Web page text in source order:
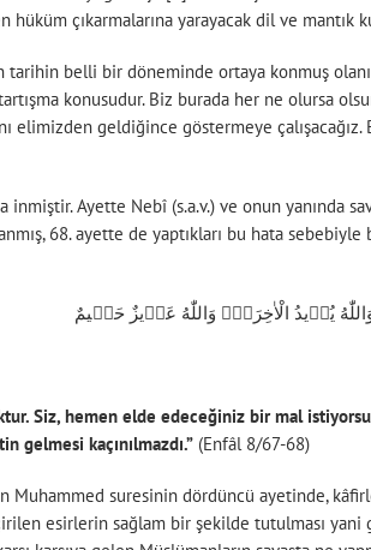
çıkarmalarına yarayacak dil ve mantık
belli bir döneminde ortaya konmuş olanı
konusudur. Biz burada her ne olursa
elimizden geldiğince göstermeye
Ayette Nebî (s.a.v.) ve onun yanında
68. ayette de yaptıkları bu hata
يُر۪يدُ الْاٰخِرَةَۜ وَاللّٰهُ عَز۪يزٌ حَك۪يمٌ
Siz, hemen elde edeceğiniz bir mal
gelmesi kaçınılmazdı.” (Enfâl 8/67-68)
suresinin dördüncü ayetinde,
esirlerin sağlam bir şekilde tutulması yani